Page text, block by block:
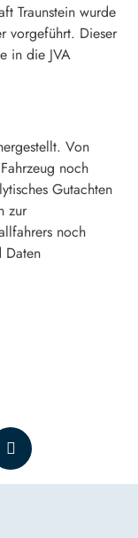
Traunstein wurde
vorgeführt. Dieser
in die JVA
Von
noch
Gutachten
zur
noch
Daten